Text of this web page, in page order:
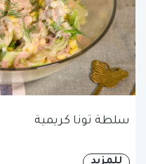
سلطة تونا كريمية